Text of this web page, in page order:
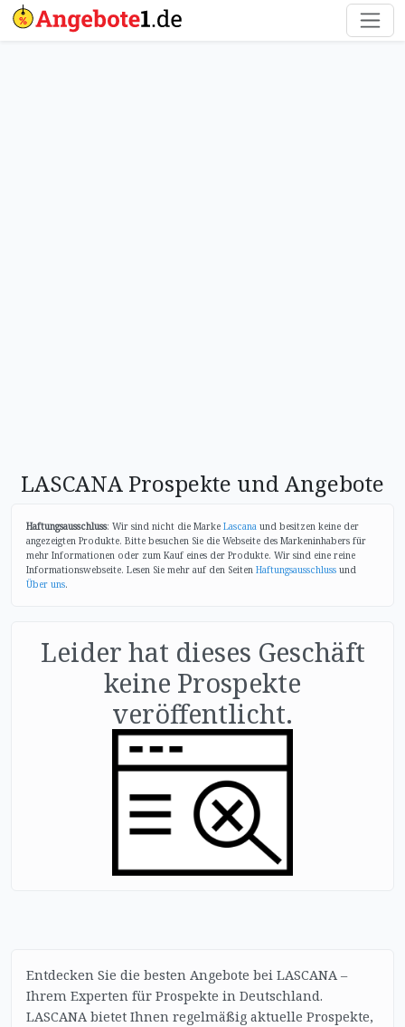
LASCANA Prospekte und Angebote
Haftungsausschluss: Wir sind nicht die Marke Lascana und besitzen keine der
angezeigten Produkte. Bitte besuchen Sie die Webseite des Markeninhabers für
mehr Informationen oder zum Kauf eines der Produkte. Wir sind eine reine
Informationswebseite. Lesen Sie mehr auf den Seiten Haftungsausschluss und
Über uns.
Leider hat dieses Geschäft
keine Prospekte
veröffentlicht.
Entdecken Sie die besten Angebote bei LASCANA –
Ihrem Experten für Prospekte in Deutschland.
LASCANA bietet Ihnen regelmäßig aktuelle Prospekte,